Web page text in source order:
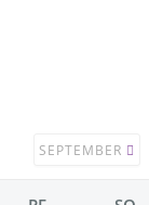
SEPTEMBER